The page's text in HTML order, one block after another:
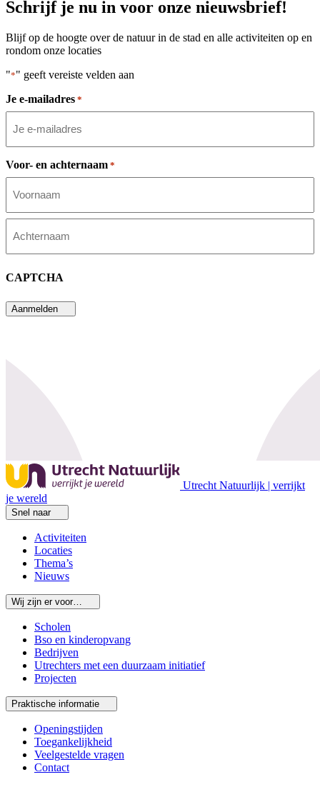
Schrijf je nu in voor onze nieuwsbrief!
Blijf op de hoogte over de natuur in de stad en alle activiteiten op en
rondom onze locaties
"*" geeft vereiste velden aan
Je e-mailadres *
Voor- en achternaam *
Voornaam
CAPTCHA
Aanmelden
Utrecht Natuurlijk | verrijkt
je wereld
Snel naar
Activiteiten
Locaties
Thema’s
Nieuws
Wij zijn er voor…
Scholen
Bso en kinderopvang
Bedrijven
Utrechters met een duurzaam initiatief
Projecten
Praktische informatie
Openingstijden
Toegankelijkheid
Veelgestelde vragen
Contact